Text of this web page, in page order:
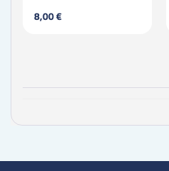
8,00 €